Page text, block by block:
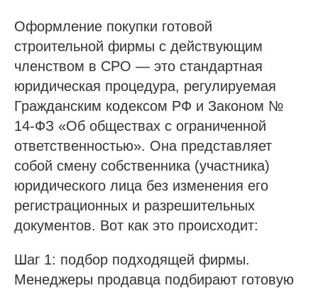
Оформление покупки готовой
строительной фирмы с действующим
членством в СРО — это стандартная
юридическая процедура, регулируемая
Гражданским кодексом РФ и Законом №
14-ФЗ «Об обществах с ограниченной
ответственностью». Она представляет
собой смену собственника (участника)
юридического лица без изменения его
регистрационных и разрешительных
документов. Вот как это происходит:
Шаг 1: подбор подходящей фирмы.
Менеджеры продавца подбирают готовую